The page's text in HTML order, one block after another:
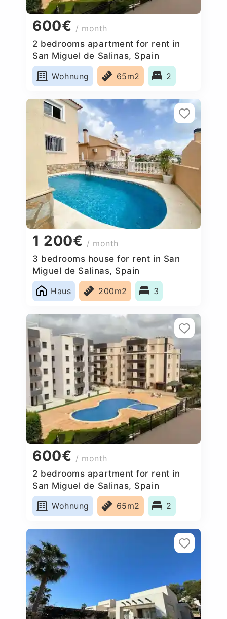
600€ / month
2 bedrooms apartment for rent in
San Miguel de Salinas, Spain
Wohnung
65m2 2
1 200€ / month
3 bedrooms house for rent in San
Miguel de Salinas, Spain
Haus
200m2 3
600€ / month
2 bedrooms apartment for rent in
San Miguel de Salinas, Spain
Wohnung
65m2 2